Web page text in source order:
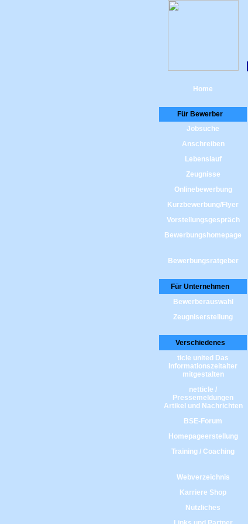
Home
Für Bewerber
Jobsuche
Anschreiben
Lebenslauf
Zeugnisse
Onlinebewerbung
Kurzbewerbung/Flyer
Vorstellungsgespräch
Bewerbungshomepage
Bewerbungsratgeber
Für Unternehmen
Bewerberauswahl
Zeugniserstellung
Verschiedenes
ticle united Das
Informationszeitalter
mitgestalten
netticle /
Pressemeldungen
Artikel und Nachrichten
BSE-Forum
Homepageerstellung
Training / Coaching
Webverzeichnis
Karriere Shop
Nützliches